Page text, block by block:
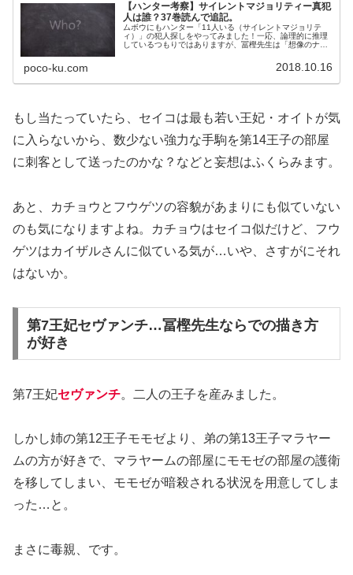
【ハンター考察】サイレントマジョリティー真犯
人は誰？37巻読んで追記。
ムボウにもハンター「11人いる（サイレントマジョリテ
ィ）」の犯人探しをやってみました！一応、論理的に推理
しているつもりではありますが、冨樫先生は「想像のナナ
poco-ku.com 2018.10.16
もし当たっていたら、セイコは最も若い王妃・オイトが気
に入らないから、数少ない強力な手駒を第14王子の部屋
に刺客として送ったのかな？などと妄想はふくらみます。
あと、カチョウとフウゲツの容貌があまりにも似ていない
のも気になりますよね。カチョウはセイコ似だけど、フウ
ゲツはカイザルさんに似ている気が…いや、さすがにそれ
はないか。
第7王妃セヴァンチ…冨樫先生ならでの描き方
が好き
第7王妃セヴァンチ。二人の王子を産みました。
しかし姉の第12王子モモゼより、弟の第13王子マラヤー
ムの方が好きで、マラヤームの部屋にモモゼの部屋の護衛
を移してしまい、モモゼが暗殺される状況を用意してしま
った…と。
まさに毒親、です。